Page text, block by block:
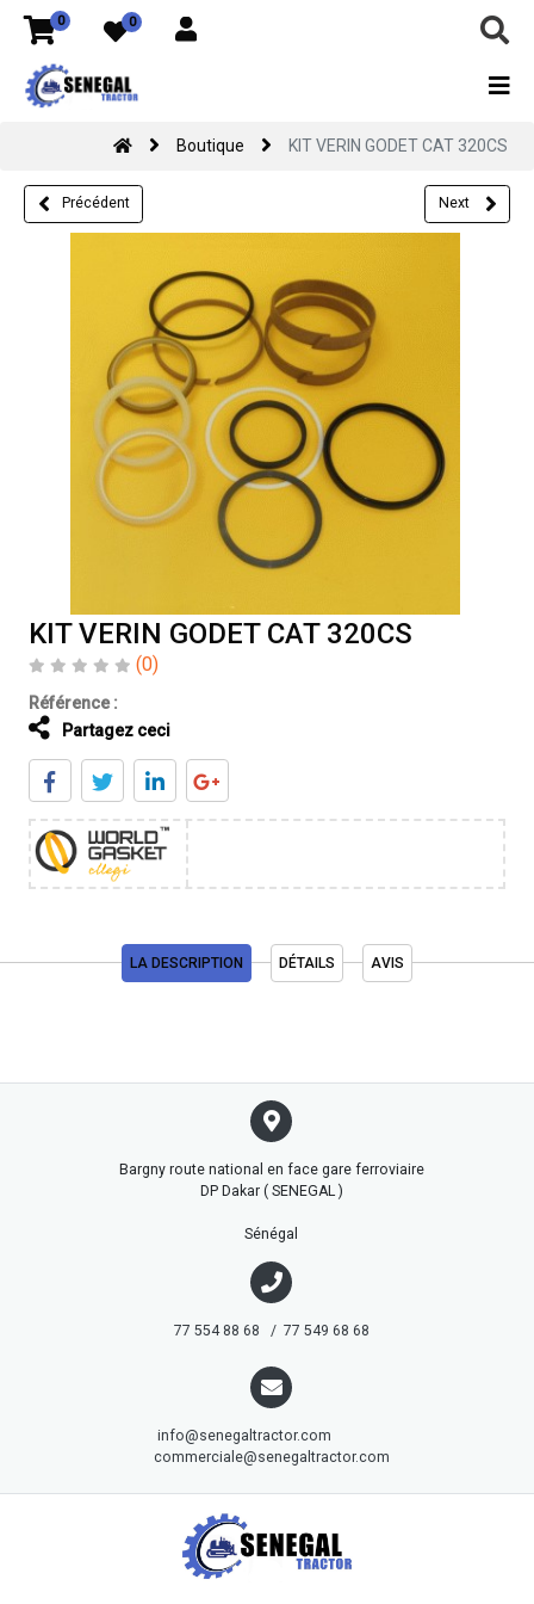
0 0
Boutique KIT VERIN GODET CAT 320CS
Précédent Next
KIT VERIN GODET CAT 320CS
(0)
Référence :
Partagez ceci
LA DESCRIPTION DÉTAILS AVIS
Bargny route national en face gare ferroviaire
DP Dakar ( SENEGAL )
Sénégal
77 554 88 68 / 77 549 68 68
info@senegaltractor.com
commerciale@senegaltractor.com